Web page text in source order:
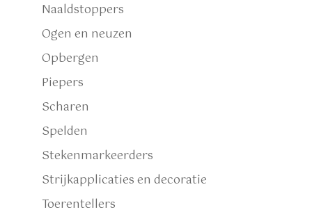
Naaldstoppers
Ogen en neuzen
Opbergen
Piepers
Scharen
Spelden
Stekenmarkeerders
Strijkapplicaties en decoratie
Toerentellers